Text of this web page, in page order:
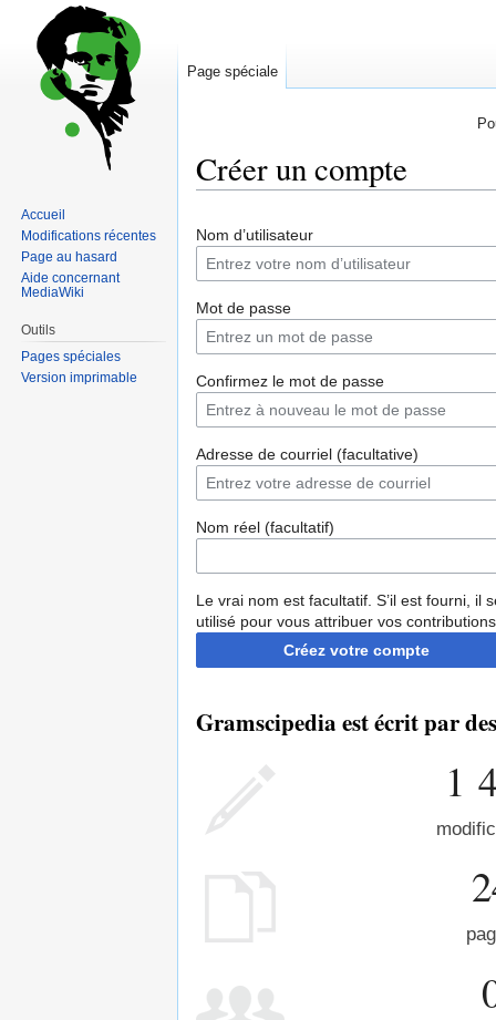
Créer un compte
à
à
Nom d’utilisateur
Mot de passe
Confirmez le mot de passe
Adresse de courriel (facultative)
Nom réel (facultatif)
Le vrai nom est facultatif. S’il est fourni, il
utilisé pour vous attribuer vos
Créez votre compte
Gramscipedia est écrit par
1
Page spéciale
Accueil
Modifications récentes
Page au hasard
Aide concernant
MediaWiki
Outils
Pages spéciales
Version imprimable